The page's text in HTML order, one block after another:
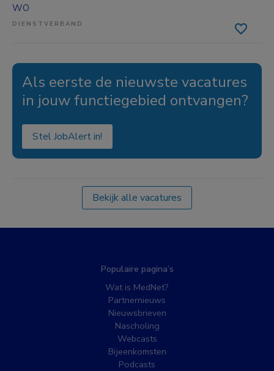
WO
DIENSTVERBAND
Als eerste de nieuwste vacatures
in jouw functiegebied ontvangen?
Stel JobAlert in!
Bekijk alle vacatures
Populaire pagina’s
Wat is MedNet?
Partnernieuws
Nieuwsbrieven
Nascholing
Webcasts
Bijeenkomsten
Podcasts